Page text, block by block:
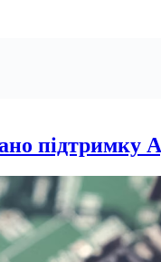
підтримку